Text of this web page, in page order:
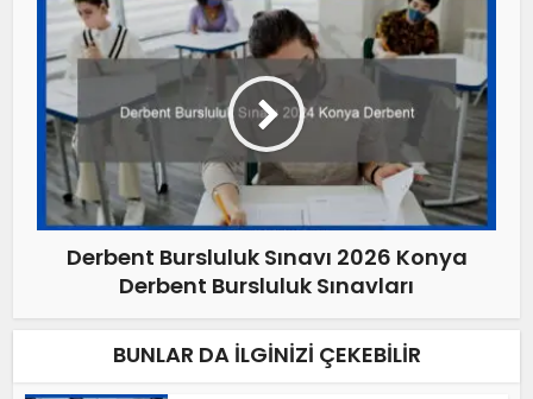
Derbent Bursluluk Sınavı 2026 Konya
Derbent Bursluluk Sınavları
BUNLAR DA İLGINIZI ÇEKEBILIR